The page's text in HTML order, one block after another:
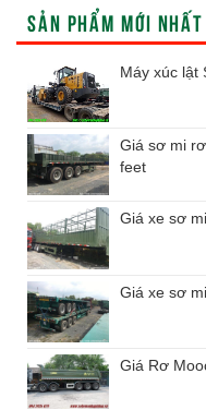
SẢN PHẨM MỚI NHẤT
Máy xúc lật
Giá sơ mi
feet
Giá xe sơ
Giá xe sơ
Giá Rơ